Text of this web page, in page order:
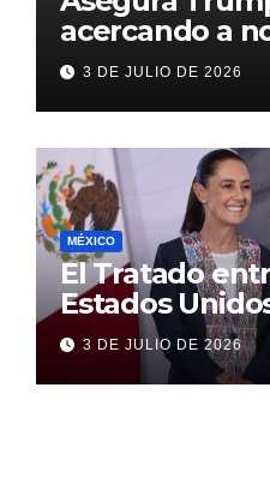
acercando a
3 DE JULIO DE 2026
MÉXICO
El Tratado
Estados
MEC) se
2036:
Sheinbaum
3 DE JULIO DE 2026